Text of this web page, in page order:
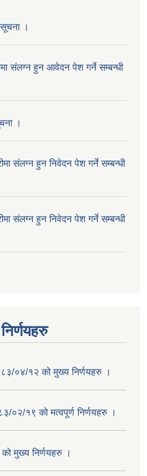
सूचना ।
संलग्न हुन आवेदन पेश गर्ने सम्बन्धी
।
संलग्न हुन निवेदन पेश गर्ने सम्बन्धी
संलग्न हुन निवेदन पेश गर्ने सम्बन्धी
०४/१२ को मुख्य निर्णयहरु ।
०२/१९ को मत्वपूर्ण निर्णयहरु ।
को मुख्य निर्णयहरु ।